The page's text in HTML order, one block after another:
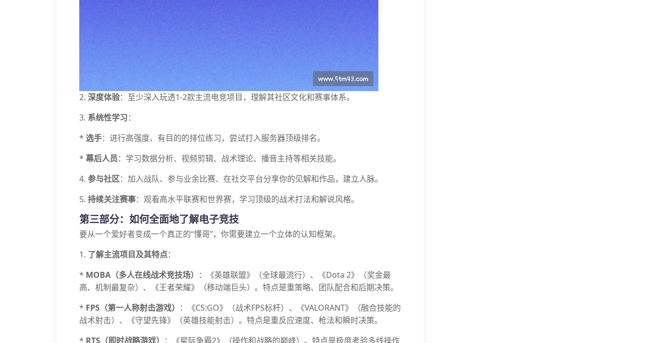
2. 深度体验：至少深入玩透1-2款主流电竞项目，理解其社区文化和赛事体系。
3. 系统性学习：
* 选手：进行高强度、有目的的排位练习，尝试打入服务器顶级排名。
* 幕后人员：学习数据分析、视频剪辑、战术理论、播音主持等相关技能。
4. 参与社区：加入战队、参与业余比赛、在社交平台分享你的见解和作品，建立人脉。
5. 持续关注赛事：观看高水平联赛和世界赛，学习顶级的战术打法和解说风格。
第三部分：如何全面地了解电子竞技
要从一个爱好者变成一个真正的“懂哥”，你需要建立一个立体的认知框架。
1. 了解主流项目及其特点：
* MOBA（多人在线战术竞技场） ：《英雄联盟》（全球最流行）、《Dota 2》（奖金最
高、机制最复杂）、《王者荣耀》（移动端巨头）。特点是重策略、团队配合和后期决策。
* FPS（第一人称射击游戏） ：《CS:GO》（战术FPS标杆）、《VALORANT》（融合技能的
战术射击）、《守望先锋》（英雄技能射击）。特点是重反应速度、枪法和瞬时决策。
* RTS（即时战略游戏） ：《星际争霸2》（操作和战略的巅峰）。特点是极度考验多线操作